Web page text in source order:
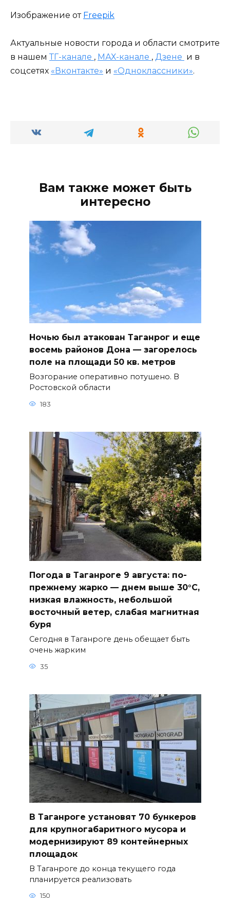
Изображение от Freepik
Актуальные новости города и области смотрите
в нашем ТГ-канале , МАХ-канале , Дзене и в
соцсетях «Вконтакте» и «Одноклассники».
Вам также может быть
интересно
Ночью был атакован Таганрог и еще
восемь районов Дона — загорелось
поле на площади 50 кв. метров
Возгорание оперативно потушено. В
Ростовской области
183
Погода в Таганроге 9 августа: по-
прежнему жарко — днем выше 30°С,
низкая влажность, небольшой
восточный ветер, слабая магнитная
буря
Сегодня в Таганроге день обещает быть
очень жарким
35
В Таганроге установят 70 бункеров
для крупногабаритного мусора и
модернизируют 89 контейнерных
площадок
В Таганроге до конца текущего года
планируется реализовать
150